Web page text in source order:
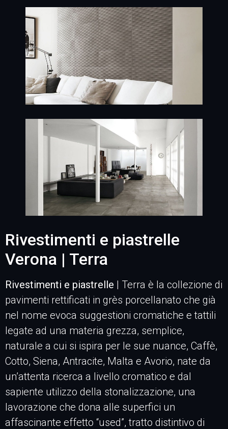
Rivestimenti e piastrelle
Verona | Terra
Rivestimenti e piastrelle | Terra è la collezione di
pavimenti rettificati in grès porcellanato che già
nel nome evoca suggestioni cromatiche e tattili
legate ad una materia grezza, semplice,
naturale a cui si ispira per le sue nuance, Caffè,
Cotto, Siena, Antracite, Malta e Avorio, nate da
un’attenta ricerca a livello cromatico e dal
sapiente utilizzo della stonalizzazione, una
lavorazione che dona alle superfici un
affascinante effetto “used”, tratto distintivo di